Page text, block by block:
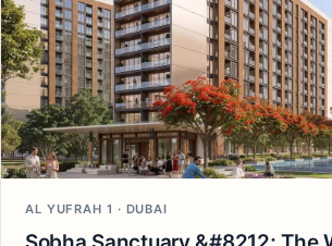
AL YUFRAH 1 · DUBAI